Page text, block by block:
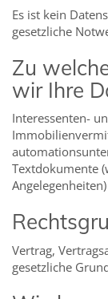
Es ist kein
gesetzliche
Zu
wir Ihre
Interessenten-
Textdokumente
Angelegenheiten)
Vertrag,
gesetzliche